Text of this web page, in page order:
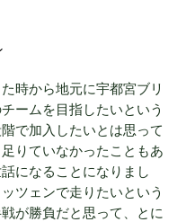
時から地元に宇都宮ブリ
ームを目指したいという
で加入したいとは思って
りていなかったこともあ
になることになりまし
ツェンで走りたいという
が勝負だと思って、とに